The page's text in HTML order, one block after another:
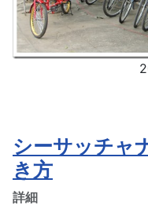
シーサッチャ
き方
詳細